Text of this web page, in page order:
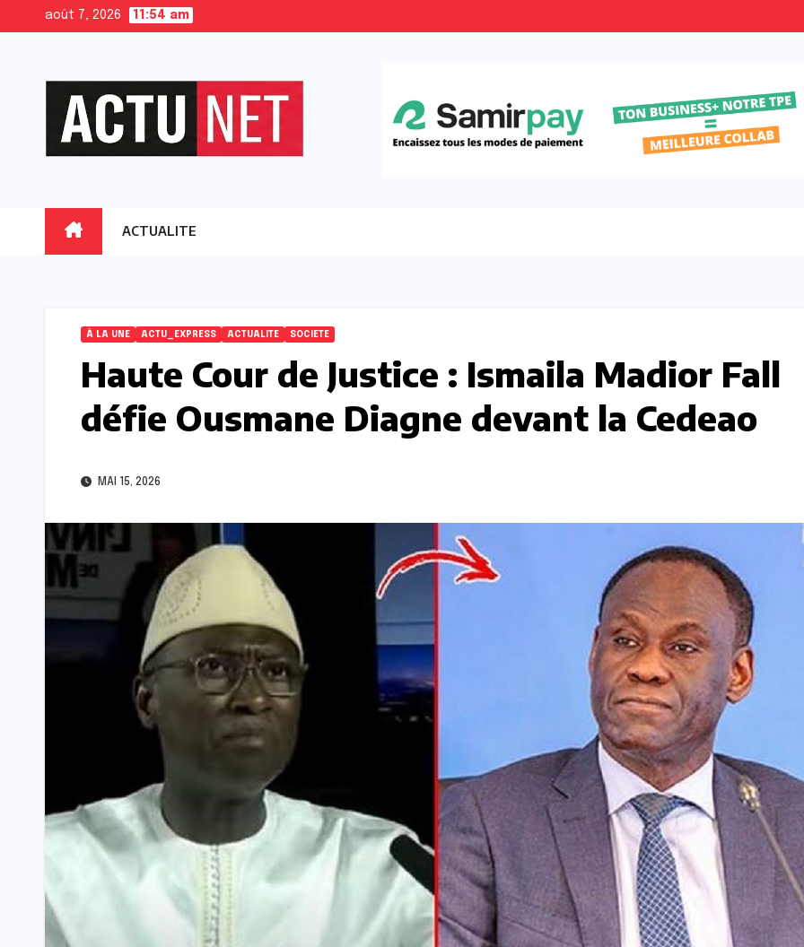
août 7, 2026 11:54 am
ACTUALITE
À LA UNE ACTU_EXPRESS ACTUALITE SOCIETE
Haute Cour de Justice : Ismaila Madior Fall
défie Ousmane Diagne devant la Cedeao
MAI 15, 2026